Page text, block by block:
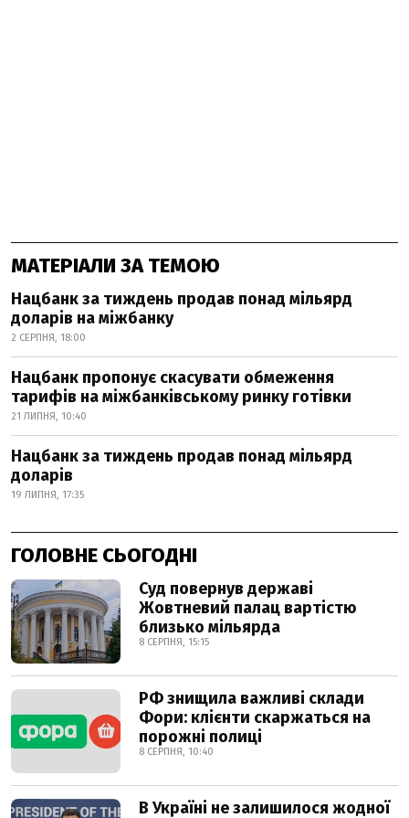
МАТЕРІАЛИ ЗА ТЕМОЮ
Нацбанк за тиждень продав понад мільярд
доларів на міжбанку
2 СЕРПНЯ, 18:00
Нацбанк пропонує скасувати обмеження
тарифів на міжбанківському ринку готівки
21 ЛИПНЯ, 10:40
Нацбанк за тиждень продав понад мільярд
доларів
19 ЛИПНЯ, 17:35
ГОЛОВНЕ СЬОГОДНІ
Суд повернув державі
Жовтневий палац вартістю
близько мільярда
8 СЕРПНЯ, 15:15
РФ знищила важливі склади
Фори: клієнти скаржаться на
порожні полиці
8 СЕРПНЯ, 10:40
В Україні не залишилося жодної